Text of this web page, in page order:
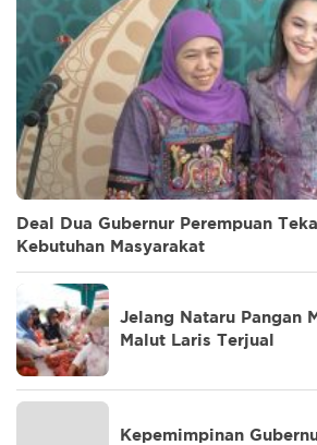
Deal Dua Gubernur Perempuan
Kebutuhan Masyarakat
Jelang Nataru Pangan
Malut Laris Terjual
Kepemimpinan